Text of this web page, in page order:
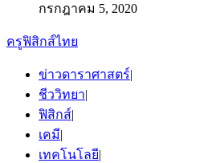
กรกฎาคม 5, 2020
ครูฟิสิกส์ไทย
ข่าวดาราศาสตร์|
ชีววิทยา|
ฟิสิกส์|
เคมี|
เทคโนโลยี|